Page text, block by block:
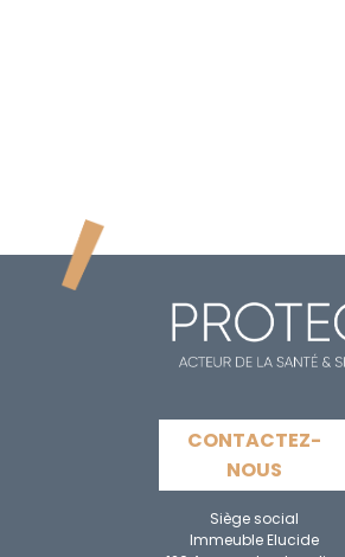
CONTACTEZ-
NOUS
Siège social
Immeuble Elucide